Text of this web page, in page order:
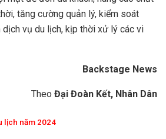
tăng cường quản lý, kiểm soát
vụ du lịch, kịp thời xử lý các vi
Backstage News
Theo Đại Đoàn Kết, Nhân Dân
lịch năm 2024